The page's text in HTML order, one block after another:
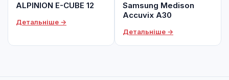
ALPINION E-CUBE 12
Детальніше →
Samsung Medison
Accuvix A30
Детальніше →